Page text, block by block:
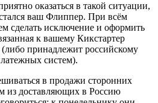
оказаться в такой ситуации,
ваш Флиппер. При всём
сделать исключение и оформить
к вашему Кикстартер
(либо принадлежит российскому
систем).
в продажи сторонних
из доставляющих в Россию